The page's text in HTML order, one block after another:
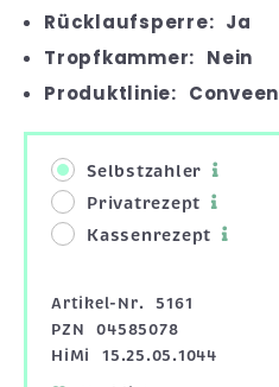
Rücklaufsperre: Ja
Tropfkammer: Nein
Produktlinie: Conveen
Selbstzahler
Privatrezept
Kassenrezept
Artikel-Nr.
5161
PZN
04585078
HiMi
15.25.05.1044